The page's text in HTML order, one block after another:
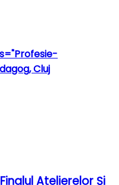
Cluj
Atelierelor Și